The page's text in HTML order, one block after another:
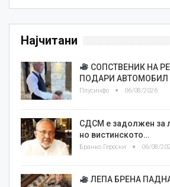
Најчитани
СОПСТВЕНИК НА
ПОДАРИ АВТОМОБИЛ
Плусинфо 06/08/2026
СДСМ е задолжен за
но вистинското…
Бранко Героски 06/08/
ЛЕПА БРЕНА